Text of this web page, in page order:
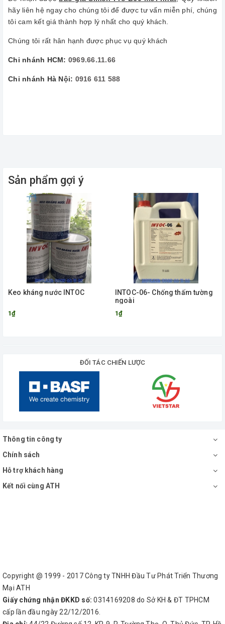
hãy liên hệ ngay cho chúng tôi để được tư vấn miễn phí, chúng
tôi cam kết giá thành hợp lý nhất cho quý khách.
Chúng tôi rất hân hạnh được phục vụ quý khách
Chi nhánh HCM: 0969.66.11.66
Chi nhánh Hà Nội: 0916 611 588
Sản phẩm gợi ý
Keo kháng nước INTOC
1₫
INTOC-06- Chống thấm tường
ngoài
1₫
ĐỐI TÁC CHIẾN LƯỢC
Thông tin công ty
Chính sách
Hỗ trợ khách hàng
Kết nối cùng ATH
Copyright @ 1999 - 2017 Công ty TNHH Đầu Tư Phát Triển Thương
Mại ATH
Giấy chứng nhận ĐKKD số: 0314169208 do Sở KH & ĐT TPHCM
cấp lần đầu ngày 22/12/2016.